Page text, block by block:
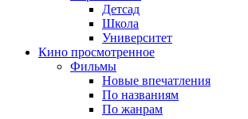
Детсад
Школа
Университет
Кино просмотренное
Фильмы
Новые впечатления
По названиям
По жанрам